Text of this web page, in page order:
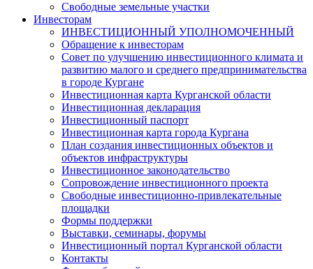
Свободные земельные участки
Инвесторам
ИНВЕСТИЦИОННЫЙ УПОЛНОМОЧЕННЫЙ
Обращение к инвесторам
Совет по улучшению инвестиционного климата и
развитию малого и среднего предпринимательства
в городе Кургане
Инвестиционная карта Курганской области
Инвестиционная декларация
Инвестиционный паспорт
Инвестиционная карта города Кургана
План создания инвестиционных объектов и
объектов инфраструктуры
Инвестиционное законодательство
Сопровождение инвестиционного проекта
Свободные инвестиционно-привлекательные
площадки
Формы поддержки
Выставки, семинары, форумы
Инвестиционный портал Курганской области
Контакты